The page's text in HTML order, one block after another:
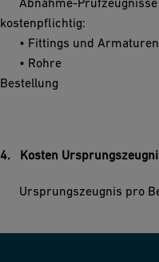
kostenpflichtig:
• Fittings und
• Rohre 25,00 €
Bestellung
4. Kosten
Ursprungszeugnis pro